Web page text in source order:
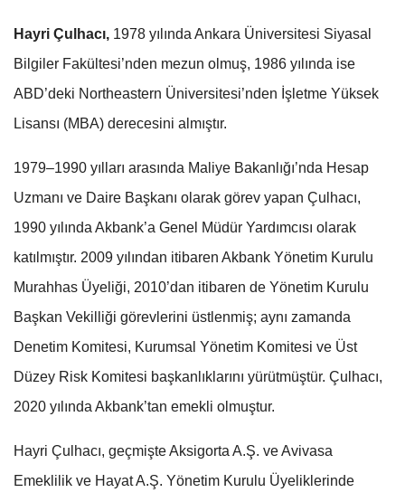
Hayri Çulhacı, 1978 yılında Ankara Üniversitesi Siyasal
Bilgiler Fakültesi’nden mezun olmuş, 1986 yılında ise
ABD’deki Northeastern Üniversitesi’nden İşletme Yüksek
Lisansı (MBA) derecesini almıştır.
1979–1990 yılları arasında Maliye Bakanlığı’nda Hesap
Uzmanı ve Daire Başkanı olarak görev yapan Çulhacı,
1990 yılında Akbank’a Genel Müdür Yardımcısı olarak
katılmıştır. 2009 yılından itibaren Akbank Yönetim Kurulu
Murahhas Üyeliği, 2010’dan itibaren de Yönetim Kurulu
Başkan Vekilliği görevlerini üstlenmiş; aynı zamanda
Denetim Komitesi, Kurumsal Yönetim Komitesi ve Üst
Düzey Risk Komitesi başkanlıklarını yürütmüştür. Çulhacı,
2020 yılında Akbank’tan emekli olmuştur.
Hayri Çulhacı, geçmişte Aksigorta A.Ş. ve Avivasa
Emeklilik ve Hayat A.Ş. Yönetim Kurulu Üyeliklerinde